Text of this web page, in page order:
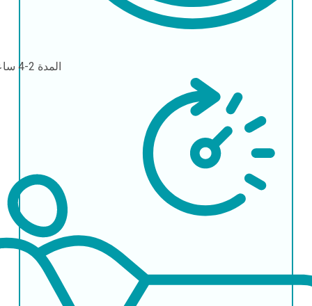
المدة 2-4 ساعات